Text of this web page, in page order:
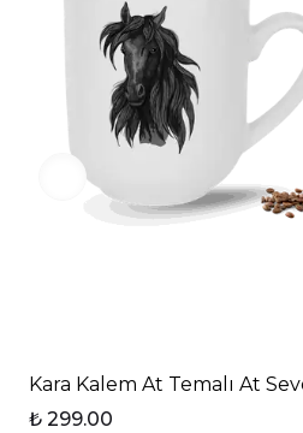
Hediye Seçenekleri
Bu isimli baskılı kupa,
bir hediye olmasının yanı
kutlamalarda da tercih
Öğretmenlerinize olan
şık bir yolu olan bu ürün,
duygusal bir değer taşır.
Caisya’nın bu özel
Kara Kalem At Temalı At
₺ 299.00